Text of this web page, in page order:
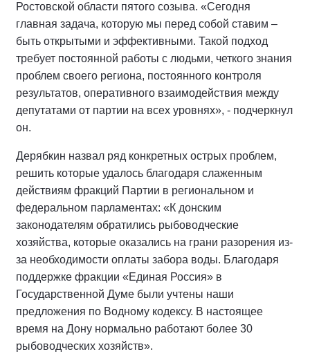
Ростовской области пятого созыва. «Сегодня
главная задача, которую мы перед собой ставим –
быть открытыми и эффективными. Такой подход
требует постоянной работы с людьми, четкого знания
проблем своего региона, постоянного контроля
результатов, оперативного взаимодействия между
депутатами от партии на всех уровнях», - подчеркнул
он.
Дерябкин назвал ряд конкретных острых проблем,
решить которые удалось благодаря слаженным
действиям фракций Партии в региональном и
федеральном парламентах: «К донским
законодателям обратились рыбоводческие
хозяйства, которые оказались на грани разорения из-
за необходимости оплаты забора воды. Благодаря
поддержке фракции «Единая Россия» в
Государственной Думе были учтены наши
предложения по Водному кодексу. В настоящее
время на Дону нормально работают более 30
рыбоводческих хозяйств».